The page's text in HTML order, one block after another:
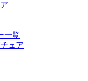
一覧
ェア